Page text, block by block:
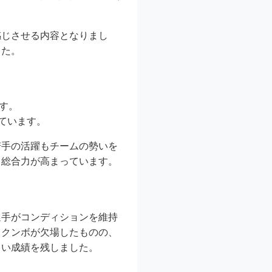
させる内容となりまし
。
。
います。
の活躍もチームの勢いを
合力が高まっています。
がコンディションを維持
ンボが欠場したものの、
成績を残しました。